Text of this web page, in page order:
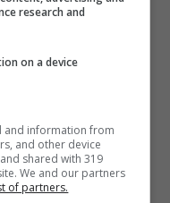
la sua routine:
research and
on a device
and information from
and other device
shared with 319
We and our partners
of partners.